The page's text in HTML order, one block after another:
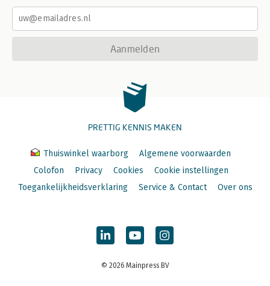
Aanmelden
PRETTIG KENNIS MAKEN
Thuiswinkel waarborg
Algemene voorwaarden
Colofon
Privacy Cookies
Cookie instellingen
Toegankelijkheidsverklaring
Service & Contact Over ons
© 2026 Mainpress BV